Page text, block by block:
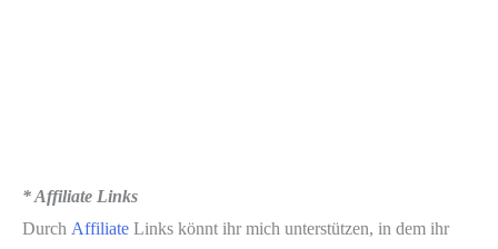
* Affiliate Links
Durch Affiliate Links könnt ihr mich unterstützen, in dem ihr